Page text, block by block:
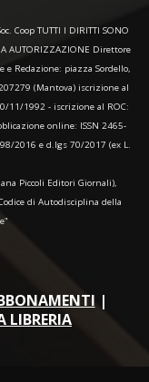
Coop TUTTI I DIRITTI SONO
AUTORIZZAZIONE Direttore
Redazione: piazza Sordello,
(Mantova) iscrizione al
11/1992 - iscrizione al ROC:
online: ISSN 2465-
2016 e d.lgs 70/2017 (ex L.
Piccoli Editori Giornali),
di Autodisciplina della
|
LIBRERIA